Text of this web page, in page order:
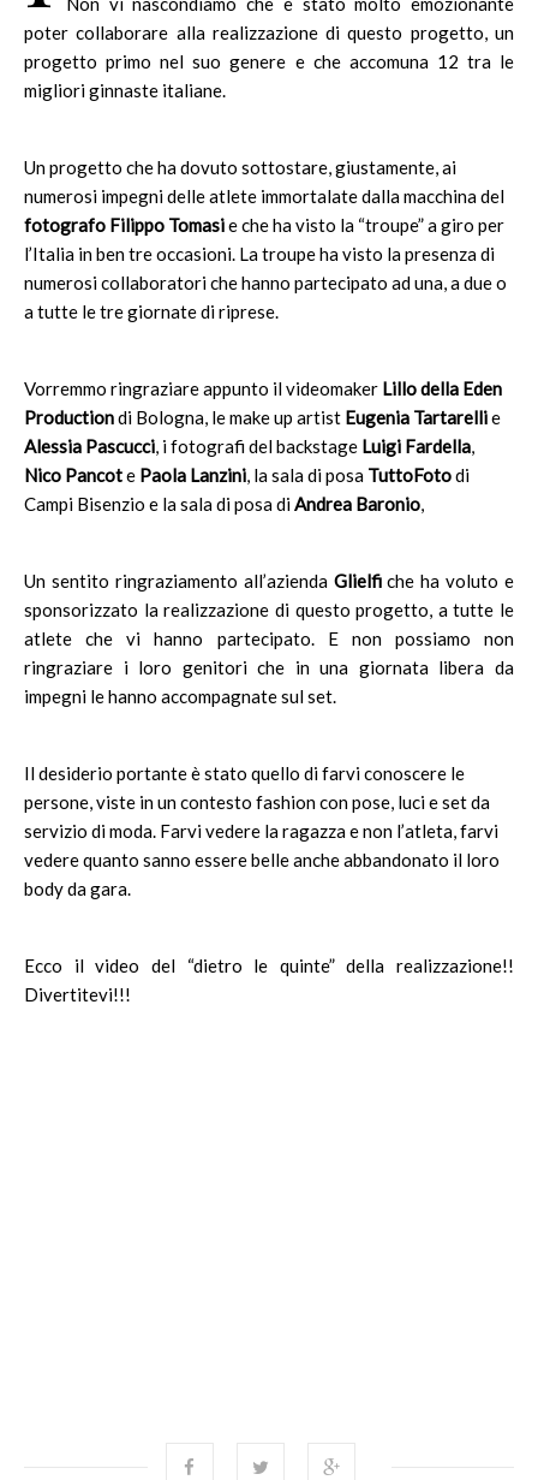
poter collaborare alla realizzazione di questo progetto, un
progetto primo nel suo genere e che accomuna 12 tra le
migliori ginnaste italiane.
Un progetto che ha dovuto sottostare, giustamente, ai
numerosi impegni delle atlete immortalate dalla macchina del
fotografo Filippo Tomasie che ha visto la “troupe” a giro per
l’Italia in ben tre occasioni. La troupe ha visto la presenza di
numerosi collaboratori che hanno partecipato ad una, a due o
a tutte le tre giornate di riprese.
Vorremmo ringraziare appunto il videomaker Lillo della Eden
Productiondi Bologna, le make up artist Eugenia Tartarellie
Alessia Pascucci, i fotografi del backstage Luigi Fardella,
Nico Pancote Paola Lanzini, la sala di posa TuttoFotodi
Campi Bisenzio e la sala di posa diAndrea Baronio,
Un sentito ringraziamento all’azienda Glielfiche ha voluto e
sponsorizzato la realizzazione di questo progetto, a tutte le
atlete che vi hanno partecipato. E non possiamo non
ringraziare i loro genitori che in una giornata libera da
impegni le hanno accompagnate sul set.
Il desiderio portante è stato quello di farvi conoscere le
persone, viste in un contesto fashion con pose, luci e set da
servizio di moda. Farvi vedere la ragazza e non l’atleta, farvi
vedere quanto sanno essere belle anche abbandonato il loro
body da gara.
Ecco il video del “dietro le quinte” della realizzazione!!
Divertitevi!!!